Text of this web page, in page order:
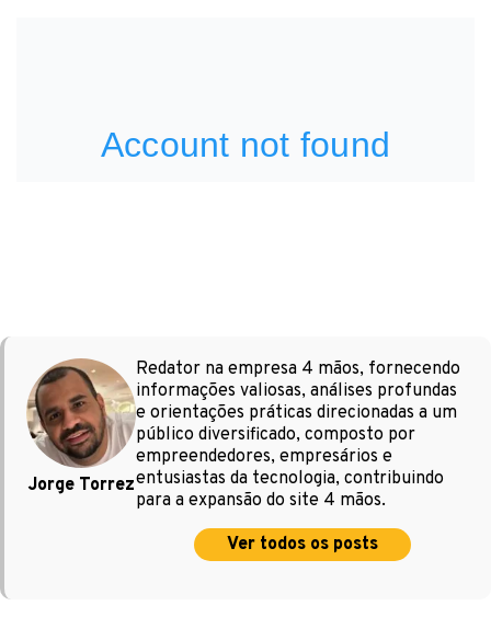
Jorge Torrez
Redator na empresa 4 mãos, fornecendo
informações valiosas, análises profundas
e orientações práticas direcionadas a um
público diversificado, composto por
empreendedores, empresários e
entusiastas da tecnologia, contribuindo
para a expansão do site 4 mãos.
Ver todos os posts